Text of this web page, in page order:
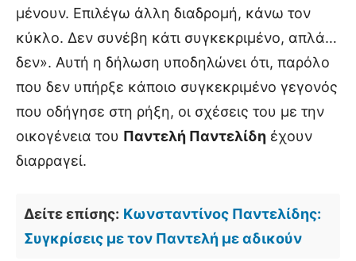
μένουν. Επιλέγω άλλη διαδρομή, κάνω τον
κύκλο. Δεν συνέβη κάτι συγκεκριμένο, απλά…
δεν». Αυτή η δήλωση υποδηλώνει ότι, παρόλο
που δεν υπήρξε κάποιο συγκεκριμένο γεγονός
που οδήγησε στη ρήξη, οι σχέσεις του με την
οικογένεια του Παντελή Παντελίδη έχουν
διαρραγεί.
Δείτε επίσης: Κωνσταντίνος Παντελίδης:
Συγκρίσεις με τον Παντελή με αδικούν